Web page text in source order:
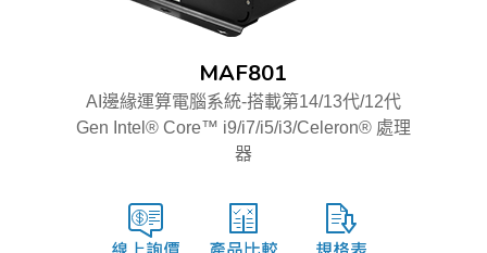
MAF801
AI邊緣運算電腦系統-搭載第14/13代/12代
Gen Intel® Core™ i9/i7/i5/i3/Celeron® 處理
器